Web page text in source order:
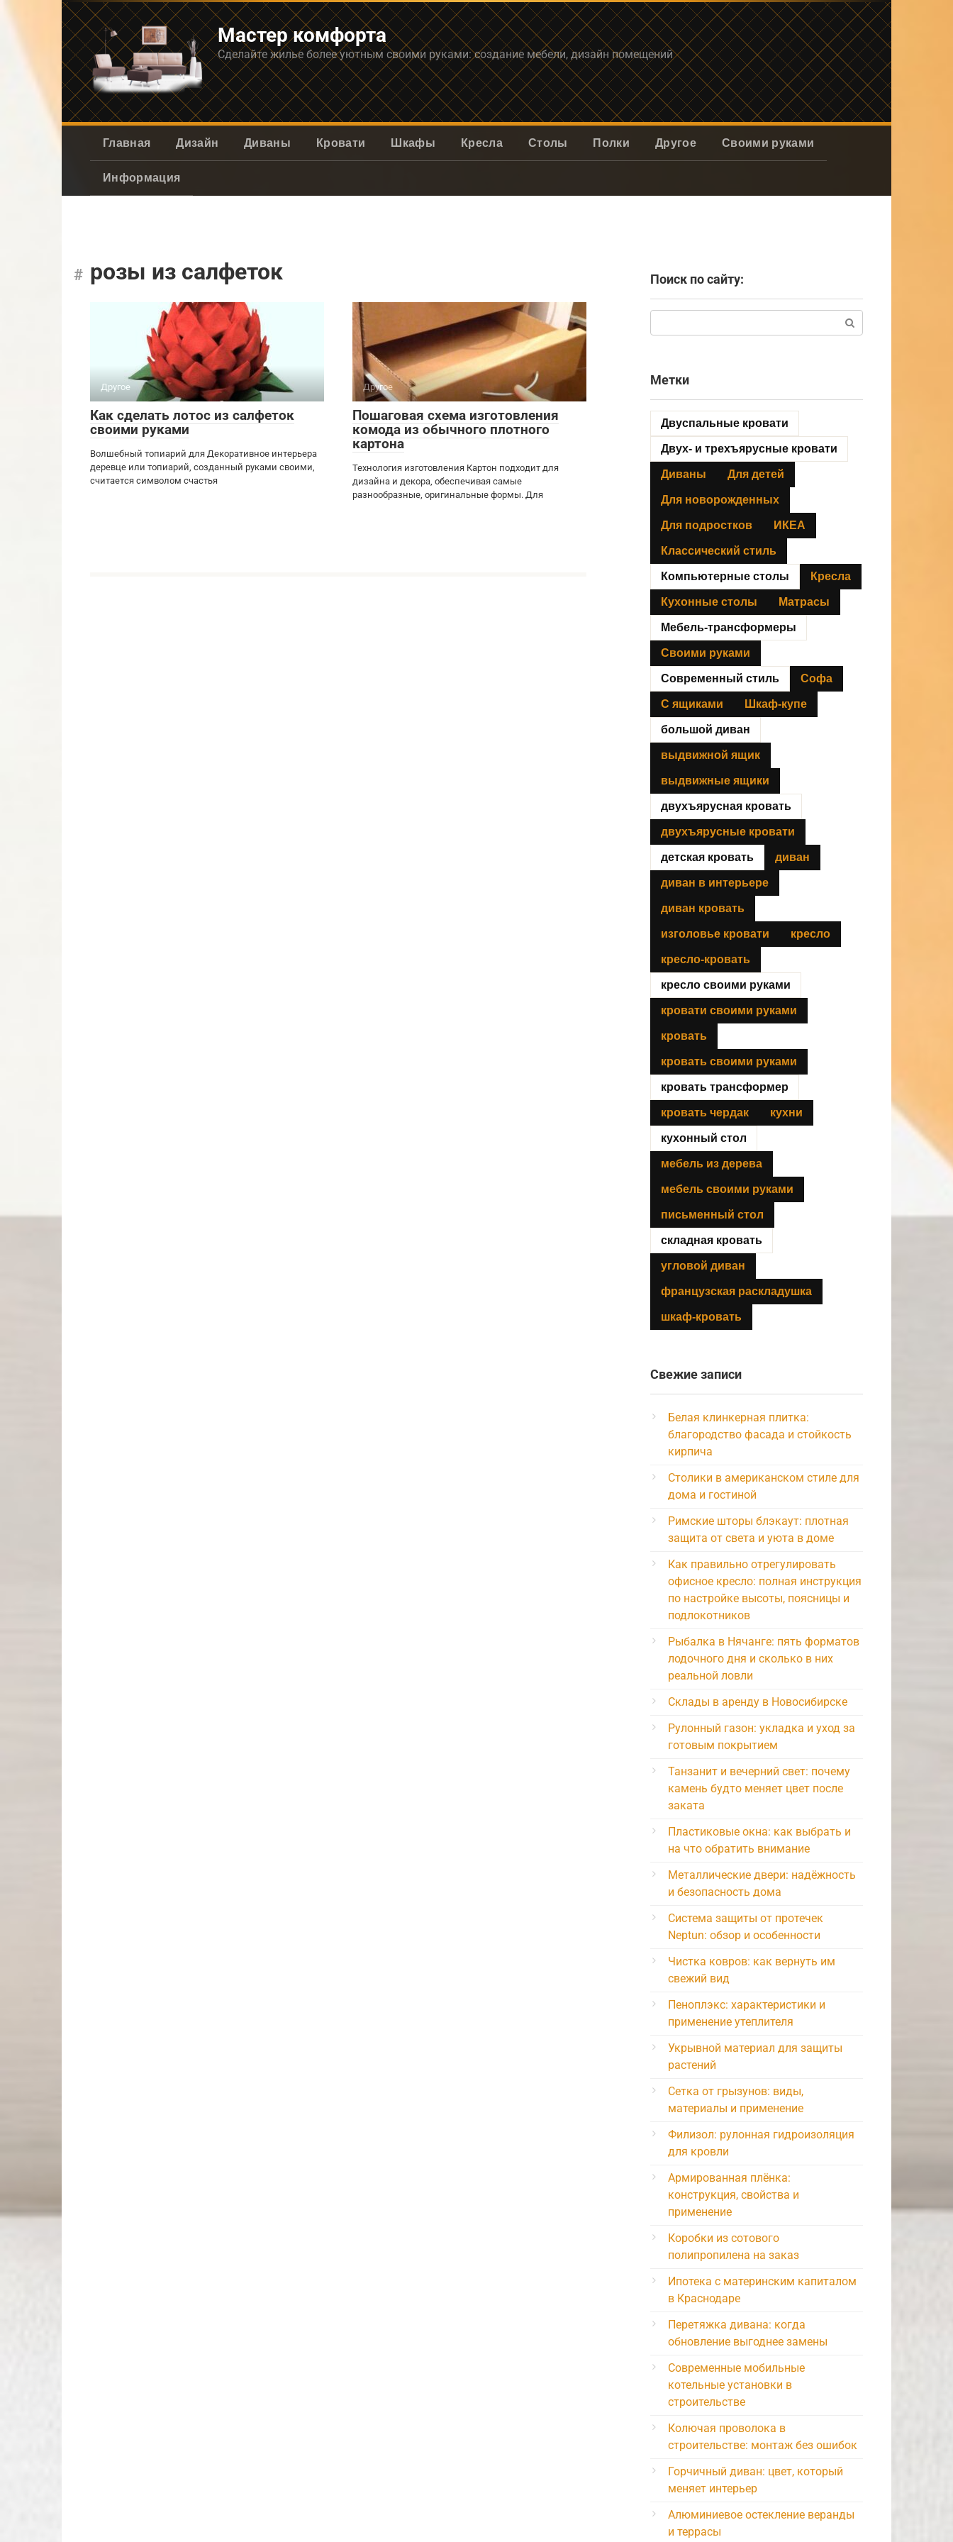
Мастер комфорта
Сделайте жилье более уютным своими руками: создание мебели, дизайн помещений
Главная Дизайн Диваны Кровати Шкафы Кресла Столы Полки Другое Своими руками
Информация
розы из салфеток
Другое
Как сделать лотос из салфеток
своими руками
Волшебный топиарий для Декоративное интерьера
деревце или топиарий, созданный руками своими,
считается символом счастья
Другое
Пошаговая схема изготовления
комода из обычного плотного
картона
Технология изготовления Картон подходит для
дизайна и декора, обеспечивая самые
разнообразные, оригинальные формы. Для
Поиск по сайту:
Метки
Двуспальные кровати
Двух- и трехъярусные кровати
Диваны Для детей
Для новорожденных
Для подростков ИКЕА
Классический стиль
Компьютерные столы Кресла
Кухонные столы Матрасы
Мебель-трансформеры
Своими руками
Современный стиль Софа
С ящиками Шкаф-купе
большой диван
выдвижной ящик
выдвижные ящики
двухъярусная кровать
двухъярусные кровати
детская кровать диван
диван в интерьере
диван кровать
изголовье кровати кресло
кресло-кровать
кресло своими руками
кровати своими руками
кровать
кровать своими руками
кровать трансформер
кровать чердак кухни
кухонный стол
мебель из дерева
мебель своими руками
письменный стол
складная кровать
угловой диван
французская раскладушка
шкаф-кровать
Свежие записи
Белая клинкерная плитка:
благородство фасада и стойкость
кирпича
Столики в американском стиле для
дома и гостиной
Римские шторы блэкаут: плотная
защита от света и уюта в доме
Как правильно отрегулировать
офисное кресло: полная инструкция
по настройке высоты, поясницы и
подлокотников
Рыбалка в Нячанге: пять форматов
лодочного дня и сколько в них
реальной ловли
Склады в аренду в Новосибирске
Рулонный газон: укладка и уход за
готовым покрытием
Танзанит и вечерний свет: почему
камень будто меняет цвет после
заката
Пластиковые окна: как выбрать и
на что обратить внимание
Металлические двери: надёжность
и безопасность дома
Система защиты от протечек
Neptun: обзор и особенности
Чистка ковров: как вернуть им
свежий вид
Пеноплэкс: характеристики и
применение утеплителя
Укрывной материал для защиты
растений
Сетка от грызунов: виды,
материалы и применение
Филизол: рулонная гидроизоляция
для кровли
Армированная плёнка:
конструкция, свойства и
применение
Коробки из сотового
полипропилена на заказ
Ипотека с материнским капиталом
в Краснодаре
Перетяжка дивана: когда
обновление выгоднее замены
Современные мобильные
котельные установки в
строительстве
Колючая проволока в
строительстве: монтаж без ошибок
Горчичный диван: цвет, который
меняет интерьер
Алюминиевое остекление веранды
и террасы